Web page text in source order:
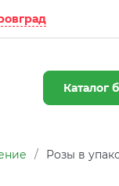
Каталог
/ Розы в